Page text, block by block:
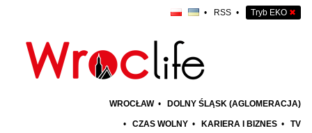
• RSS • Tryb EKO ✖
WROCŁAW • DOLNY ŚLĄSK (AGLOMERACJA)
• CZAS WOLNY • KARIERA I BIZNES • TV